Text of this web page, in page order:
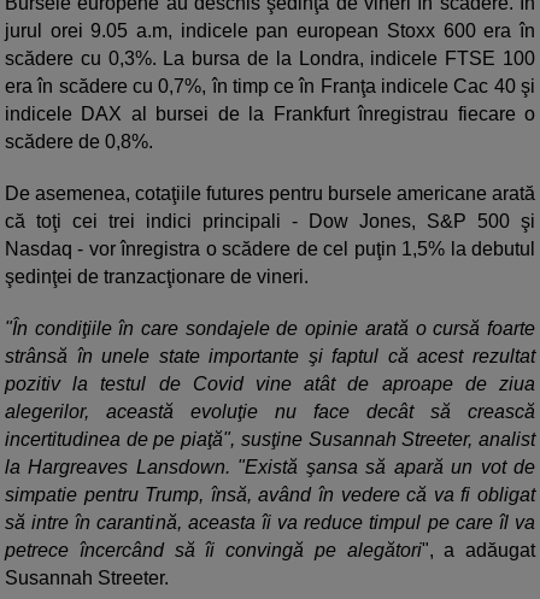
jurul orei 9.05 a.m, indicele pan european Stoxx 600 era în
scădere cu 0,3%. La bursa de la Londra, indicele FTSE 100
era în scădere cu 0,7%, în timp ce în Franţa indicele Cac 40 şi
indicele DAX al bursei de la Frankfurt înregistrau fiecare o
scădere de 0,8%.
De asemenea, cotaţiile futures pentru bursele americane arată
că toţi cei trei indici principali - Dow Jones, S&P 500 şi
Nasdaq - vor înregistra o scădere de cel puţin 1,5% la debutul
şedinţei de tranzacţionare de vineri.
"În condiţiile în care sondajele de opinie arată o cursă foarte
strânsă în unele state importante şi faptul că acest rezultat
pozitiv la testul de Covid vine atât de aproape de ziua
alegerilor, această evoluţie nu face decât să crească
incertitudinea de pe piaţă", susţine Susannah Streeter, analist
la Hargreaves Lansdown. "Există şansa să apară un vot de
simpatie pentru Trump, însă, având în vedere că va fi obligat
să intre în carantină, aceasta îi va reduce timpul pe care îl va
petrece încercând să îi convingă pe alegători", a adăugat
Susannah Streeter.